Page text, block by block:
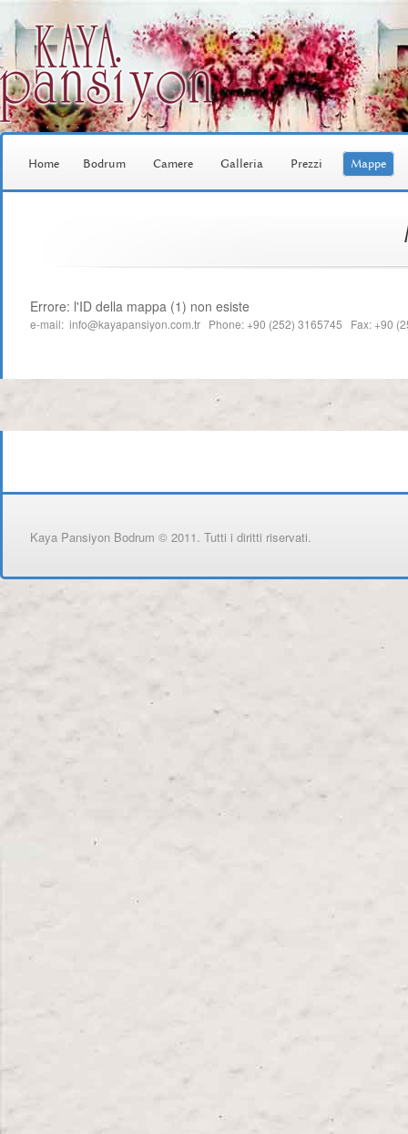
Home Bodrum Camere Galleria Prezzi Mappe
Errore: l'ID della mappa (1) non esiste
e-mail: info@kayapansiyon.com.tr Phone: +90 (252) 3165745 Fax: +90
Kaya Pansiyon Bodrum © 2011. Tutti i diritti riservati.